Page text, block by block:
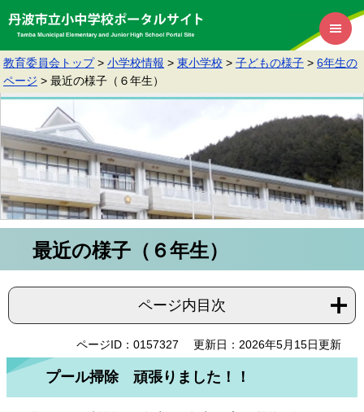
教育委員会トップ > 小学校情報 > 東小学校 > 子どもの様子 > 6年生の
ページ > 最近の様子（６年生）
最近の様子（６年生）
ページ内目次
ページID：0157327 更新日：2026年5月15日更新
プール掃除 頑張りました！！